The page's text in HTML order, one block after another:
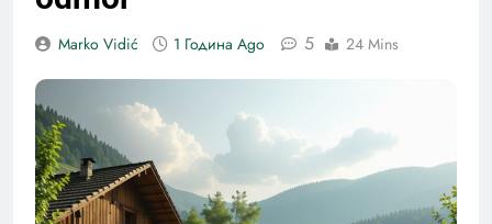
Marko Vidić 1 Година Ago 5 24 Mins